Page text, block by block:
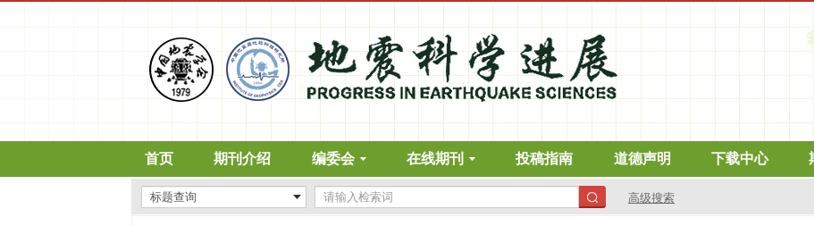
首页 期刊介绍 编委会 在线期刊 投稿指南 道德声明 下载中心
高级搜索